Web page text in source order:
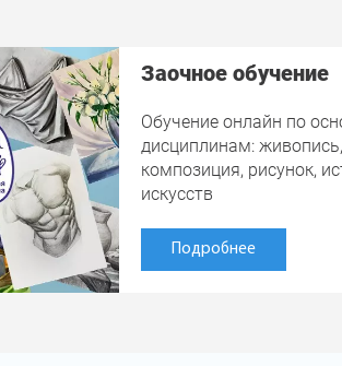
Заочное обучение
Обучение онлайн по
дисциплинам: живопись,
композиция, рисунок,
искусств
Подробнее